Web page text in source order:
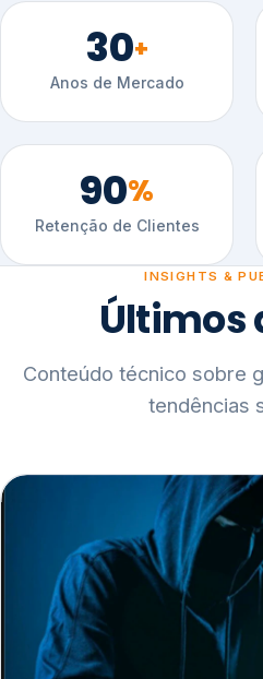
30+
Anos de Mercado
90%
Retenção de Clientes
INSIGHTS &
Últimos
Conteúdo técnico sobre
tendências